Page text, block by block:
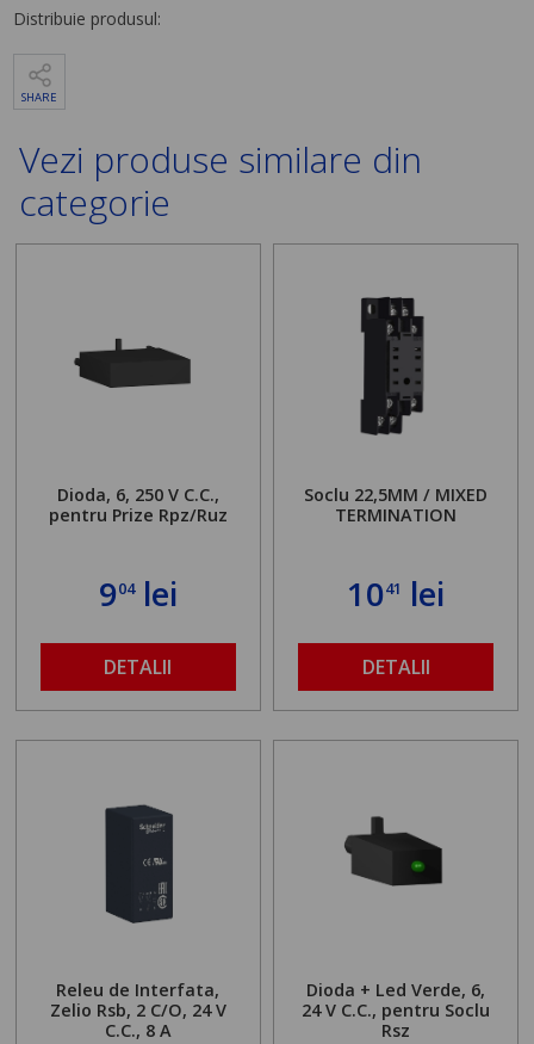
Distribuie produsul:
SHARE
Vezi produse similare din
categorie
Dioda, 6, 250 V C.C.,
pentru Prize Rpz/Ruz
904lei
DETALII
Soclu 22,5MM / MIXED
TERMINATION
1041 lei
DETALII
Releu de Interfata,
Zelio Rsb, 2 C/O, 24 V
C.C., 8 A
Dioda + Led Verde, 6,
24 V C.C., pentru Soclu
Rsz